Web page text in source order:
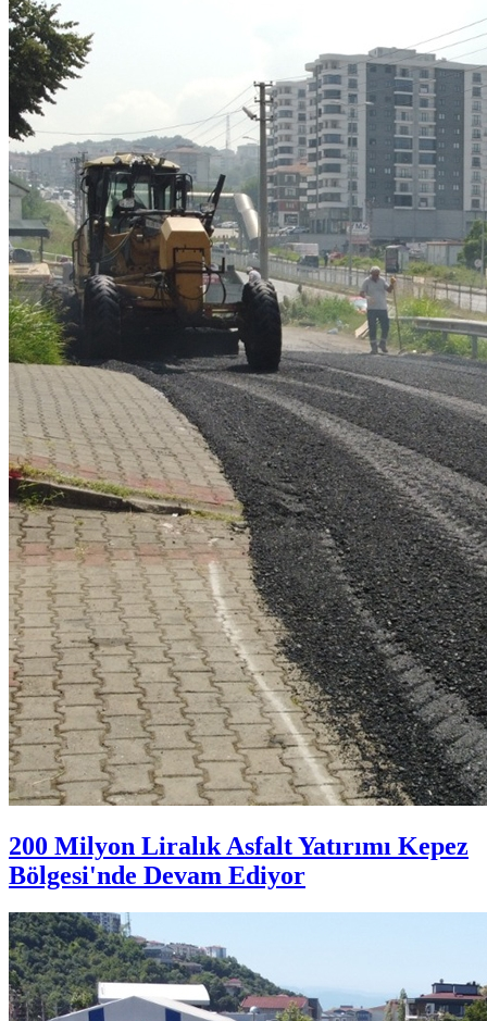
200 Milyon Liralık Asfalt Yatırımı Kepez
Bölgesi'nde Devam Ediyor